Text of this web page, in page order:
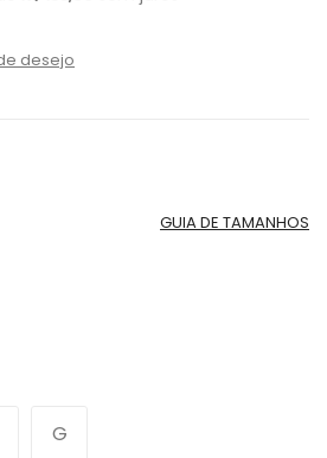
GUIA DE TAMANHOS
G